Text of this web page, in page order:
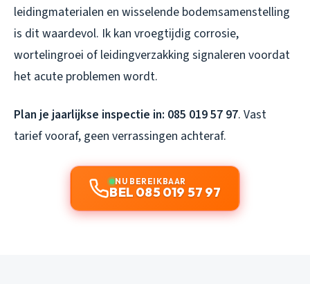
leidingmaterialen en wisselende bodemsamenstelling
is dit waardevol. Ik kan vroegtijdig corrosie,
wortelingroei of leidingverzakking signaleren voordat
het acute problemen wordt.
Plan je jaarlijkse inspectie in: 085 019 57 97. Vast
tarief vooraf, geen verrassingen achteraf.
NU BEREIKBAAR
BEL 085 019 57 97